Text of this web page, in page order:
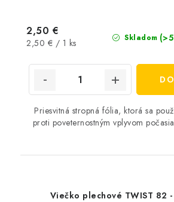
Skladom
2,50 €
Jednotková
2,50 € / 1 ks
Priesvitná stropná fólia, ktorá sa
proti poveternostným vplyvom
Viečko plechové TWIST 82